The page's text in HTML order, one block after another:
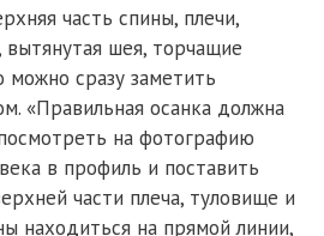
часть спины, плечи,
шея, торчащие
можно сразу заметить
«Правильная осанка должна
на фотографию
в профиль и поставить
части плеча, туловище и
находиться на прямой линии,